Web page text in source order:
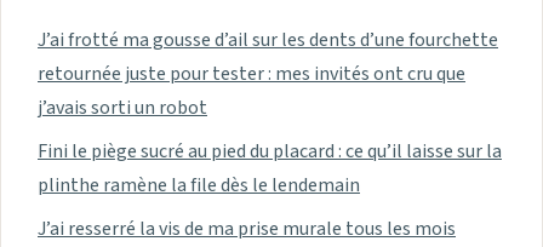
J’ai frotté ma gousse d’ail sur les dents d’une fourchette
retournée juste pour tester : mes invités ont cru que
j’avais sorti un robot
Fini le piège sucré au pied du placard : ce qu’il laisse sur la
plinthe ramène la file dès le lendemain
J’ai resserré la vis de ma prise murale tous les mois